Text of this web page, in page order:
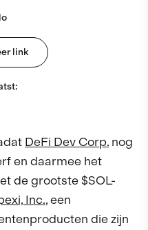
link
:
DeFi Dev Corp. nog
en daarmee het
de grootste $SOL-
Inc., een
die zijn